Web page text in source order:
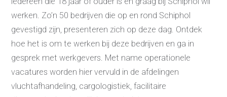
Budgetcoaching on the job
Outplacement
2e Spoortraject
conflictsituaties
Maatschappelijk
Verantwoord Ondernemen
Ons testcentrum
LeerWerkburo
Team
werken. Zo’n 50 bedrijven die op en rond Schiphol
gevestigd zijn, presenteren zich op deze dag. Ontdek
hoe het is om te werken bij deze bedrijven en ga in
gesprek met werkgevers. Met name operationele
vacatures worden hier vervuld in de afdelingen
vluchtafhandeling, cargologistiek, facilitaire